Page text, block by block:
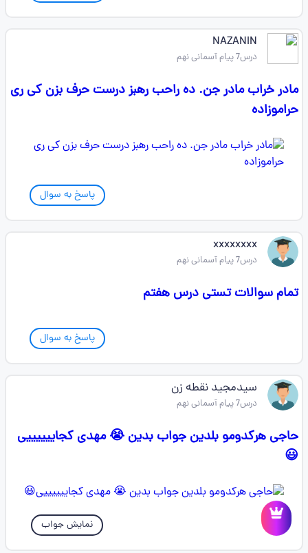
NAZANIN
درس7 پیام آسمانی نهم
مادر خراب مادر جن. ده راحب رهبز درست حرف بزن کی ری
حراموزاده
پاسخ به سوال
xxxxxxxx
درس7 پیام آسمانی نهم
تمام سوالات تستی درس هفتم
پاسخ به سوال
سیدمجید نقطه زن
درس7 پیام آسمانی نهم
حاجی هرکدومو بلدین جواب بدین 😭 مهدی کجاییییییی
😃
نمایش جواب